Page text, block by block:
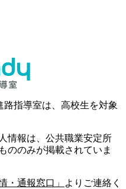
路指導室は、高校生を対象
情報は、公共職業安定所
ののみが掲載されていま
・通報窓口」
よりご連絡く